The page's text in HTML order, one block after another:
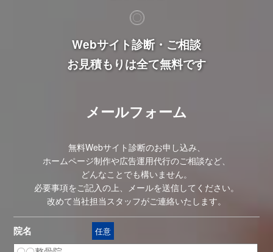
Webサイト診断・ご相談
お見積もりは全て無料です
メールフォーム
無料Webサイト診断のお申し込み、
ホームページ制作や広告運用代行のご相談など、
どんなことでも構いません。
必要事項をご記入の上、メールを送信してください。
改めて当社担当スタッフがご連絡いたします。
院名 任意